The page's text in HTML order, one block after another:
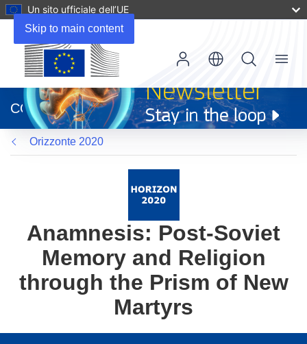
Skip to main content
Un sito ufficiale dell’UE
apre
in
una
nuova
finestra)
CORDIS
Menu
Orizzonte 2020
Anamnesis: Post-Soviet
Memory and Religion
through the Prism of New
Martyrs